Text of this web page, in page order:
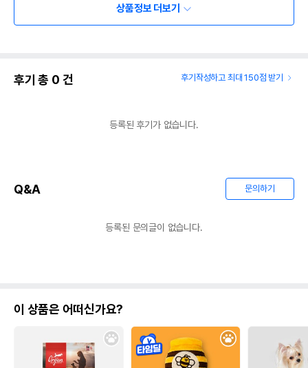
상품정보 더보기
후기 총 0 건 후기작성하고 최대 150점 받기
등록된 후기가 없습니다.
Q&A 문의하기
등록된 문의글이 없습니다.
이 상품은 어떠신가요?